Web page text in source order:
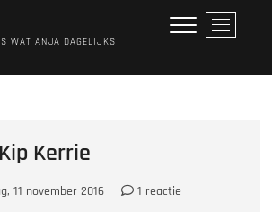
WAT ANJA DAGELIJKS
M
e
Kerrie
11 november 2016
1 reactie